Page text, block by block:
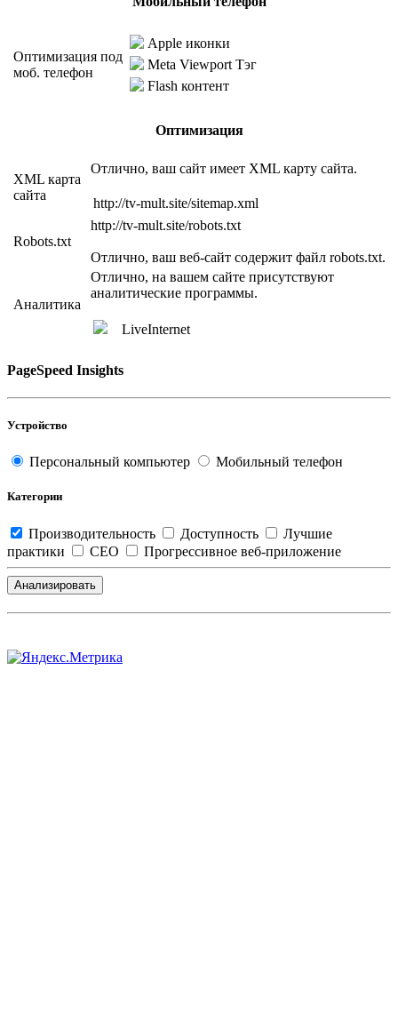
Оптимизация под
моб. телефон
Apple иконки
Meta Viewport Тэг
Flash контент
Оптимизация
XML карта
сайта
Отлично, ваш сайт имеет XML карту сайта.
http://tv-mult.site/sitemap.xml
Robots.txt
http://tv-mult.site/robots.txt
Отлично, ваш веб-сайт содержит файл robots.txt.
Аналитика
Отлично, на вашем сайте присутствуют
аналитические программы.
LiveInternet
PageSpeed Insights
Устройство
Персональный компьютер Мобильный телефон
Категории
Производительность Доступность
Лучшие
практики
СЕО Прогрессивное веб-приложение
Анализировать